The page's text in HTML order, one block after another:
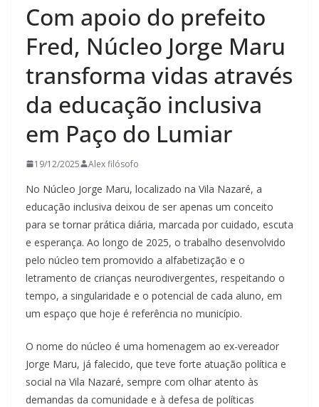
Com apoio do prefeito
Fred, Núcleo Jorge Maru
transforma vidas através
da educação inclusiva
em Paço do Lumiar
19/12/2025 Alex filósofo
No Núcleo Jorge Maru, localizado na Vila Nazaré, a
educação inclusiva deixou de ser apenas um conceito
para se tornar prática diária, marcada por cuidado, escuta
e esperança. Ao longo de 2025, o trabalho desenvolvido
pelo núcleo tem promovido a alfabetização e o
letramento de crianças neurodivergentes, respeitando o
tempo, a singularidade e o potencial de cada aluno, em
um espaço que hoje é referência no município.
O nome do núcleo é uma homenagem ao ex-vereador
Jorge Maru, já falecido, que teve forte atuação política e
social na Vila Nazaré, sempre com olhar atento às
demandas da comunidade e à defesa de políticas